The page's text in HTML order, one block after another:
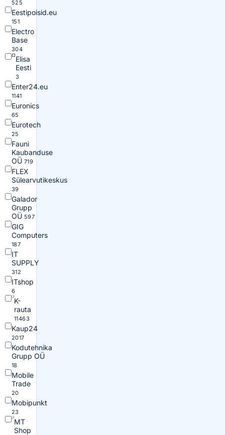
525
Eestipoisid.eu
151
Electro
Base
304
Elisa
Eesti
3
Enter24.eu
1141
Euronics
65
Eurotech
25
Fauni
Kaubanduse
OÜ 719
FLEX
Sülearvutikeskus
39
Galador
Grupp
OÜ 597
GIG
Computers
187
IT
SUPPLY
312
ITshop
6
K-
rauta
11463
Kaup24
2017
Kodutehnika
Grupp OÜ
18
Mobile
Trade
20
Mobipunkt
23
MT
Shop